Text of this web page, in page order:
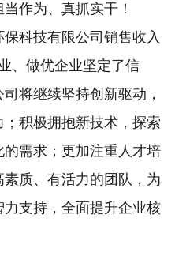
作为、真抓实干！
科技有限公司销售收入
、做优企业坚定了信
将继续坚持创新驱动，
积极拥抱新技术，探索
需求；更加注重人才培
质、有活力的团队，为
支持，全面提升企业核